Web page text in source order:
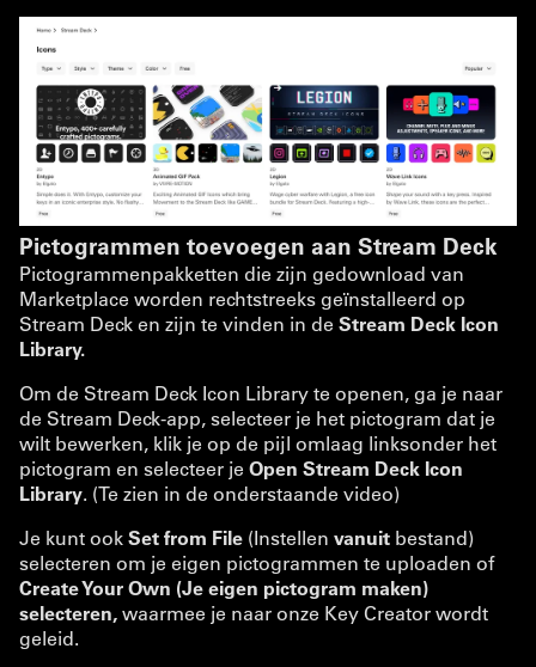
Pictogrammen toevoegen aan Stream Deck
Pictogrammenpakketten die zijn gedownload van
Marketplace worden rechtstreeks geïnstalleerd op
Stream Deck en zijn te vinden in de Stream Deck Icon
Library.
Om de Stream Deck Icon Library te openen, ga je naar
de Stream Deck-app, selecteer je het pictogram dat je
wilt bewerken, klik je op de pijl omlaag linksonder het
pictogram en selecteer je Open Stream Deck Icon
Library. (Te zien in de onderstaande video)
Je kunt ookSet from File (Instellen vanuit bestand)
selecteren om je eigen pictogrammen te uploaden of
Create Your Own (Je eigen pictogram maken)
selecteren,waarmee je naar onze Key Creator wordt
geleid.